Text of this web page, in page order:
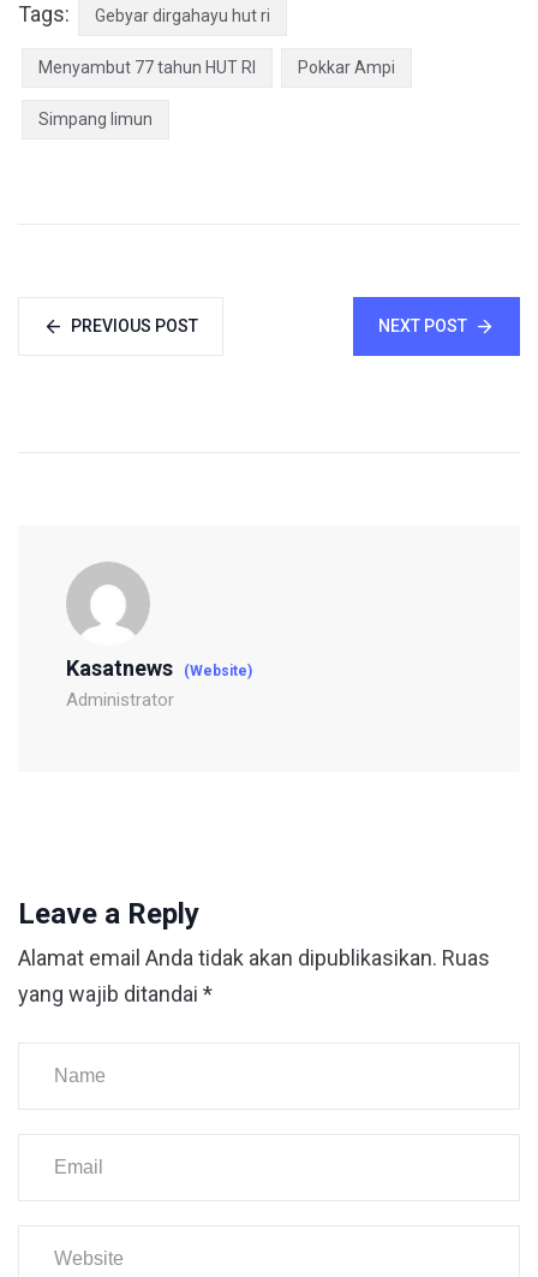
Tags: Gebyar dirgahayu hut ri
Menyambut 77 tahun HUT RI Pokkar Ampi
Simpang limun
PREVIOUS POST NEXT POST
Kasatnews (Website)
Administrator
Leave a Reply
Alamat email Anda tidak akan dipublikasikan. Ruas
yang wajib ditandai *